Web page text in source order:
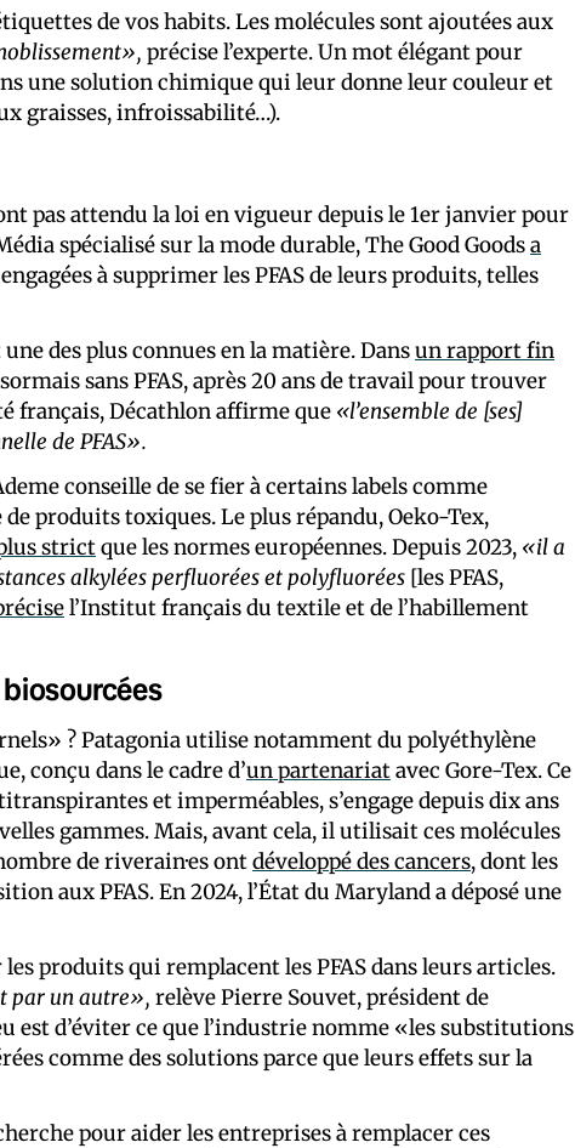
de vos habits. Les molécules sont ajoutées aux
précise l’experte. Un mot élégant pour
une solution chimique qui leur donne leur couleur et
graisses, infroissabilité…).
pas attendu la loi en vigueur depuis le 1er janvier pour
spécialisé sur la mode durable, The Good Goodsa
à supprimer les PFAS de leurs produits, telles
une des plus connues en la matière. Dansun rapport fin
sans PFAS, après 20 ans de travail pour trouver
français, Décathlon affirme que «l’ensemble de [ses]
de PFAS».
conseille de se fier à certains labels comme
produits toxiques. Le plus répandu, Oeko-Tex,
strictque les normes européennes. Depuis 2023, «il a
alkylées perfluorées et polyfluorées [les PFAS,
l’Institut français du textile et de l’habillement
? Patagonia utilise notamment du polyéthylène
conçu dans le cadre d’un partenariatavec Gore-Tex. Ce
et imperméables, s’engage depuis dix ans
gammes. Mais, avant cela, il utilisait ces molécules
de riverain·es ontdéveloppé des cancers, dont les
aux PFAS. En 2024, l’État du Maryland a déposé une
produits qui remplacent les PFAS dans leurs articles.
par un autre», relève Pierre Souvet, président de
est d’éviter ce que l’industrie nomme «les substitutions
comme des solutions parce que leurs effets sur la
pour aider les entreprises à remplacer ces